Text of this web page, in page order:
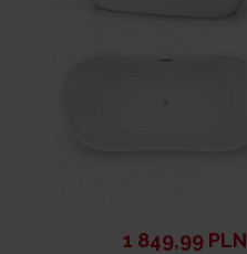
1 849,99 PLN